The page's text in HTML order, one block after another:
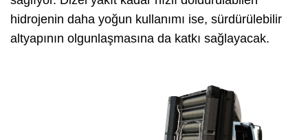
hidrojenin daha yoğun kullanımı ise, sürdürülebilir
altyapının olgunlaşmasına da katkı sağlayacak.